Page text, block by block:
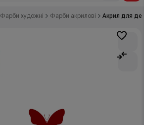
Фарби художні Фарби акрилові Акрил для